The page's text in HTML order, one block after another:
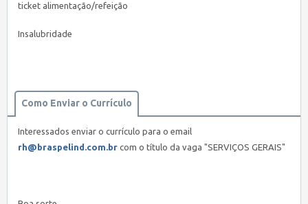
ticket alimentação/refeição
Insalubridade
Como Enviar o Currículo
Interessados enviar o currículo para o email
rh@braspelind.com.br com o título da vaga "SERVIÇOS GERAIS"